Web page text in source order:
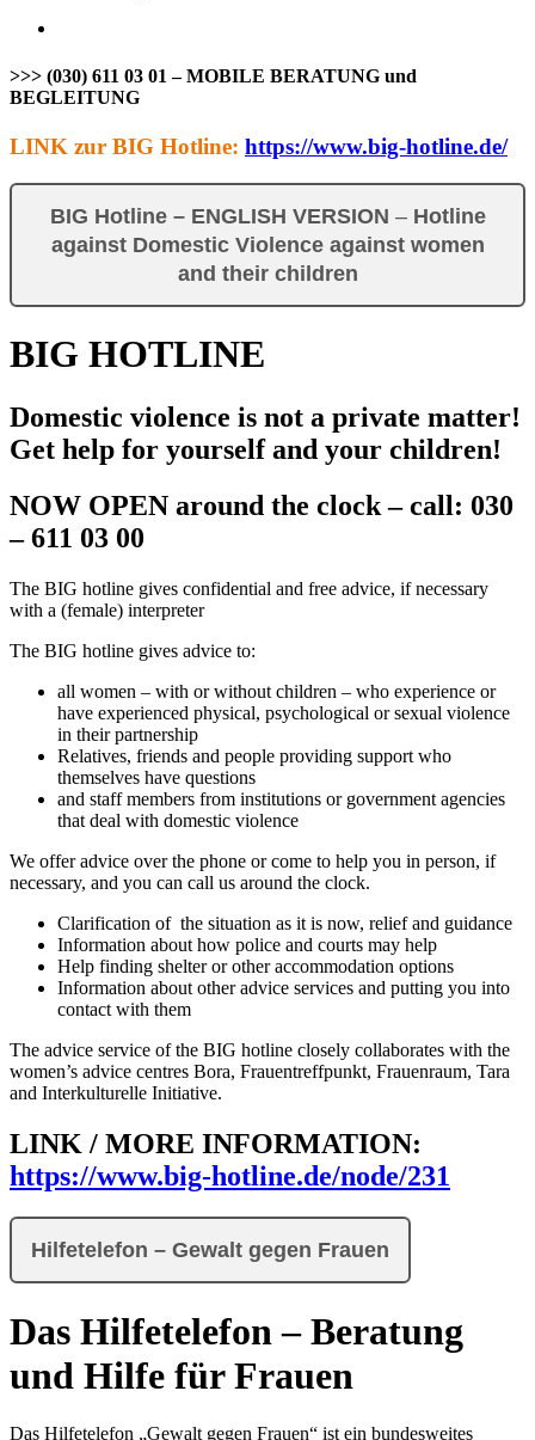
>>> (030) 611 03 01 – MOBILE BERATUNG und
BEGLEITUNG
LINK zur BIG Hotline: https://www.big-hotline.de/
BIG Hotline – ENGLISH VERSION – Hotline
against Domestic Violence against women
and their children
BIG HOTLINE
Domestic violence is not a private matter!
Get help for yourself and your children!
NOW OPEN around the clock – call: 030
– 611 03 00
The BIG hotline gives confidential and free advice, if necessary
with a (female) interpreter
The BIG hotline gives advice to:
all women – with or without children – who experience or
have experienced physical, psychological or sexual violence
in their partnership
Relatives, friends and people providing support who
themselves have questions
and staff members from institutions or government agencies
that deal with domestic violence
We offer advice over the phone or come to help you in person, if
necessary, and you can call us around the clock.
Clarification of the situation as it is now, relief and guidance
Information about how police and courts may help
Help finding shelter or other accommodation options
Information about other advice services and putting you into
contact with them
The advice service of the BIG hotline closely collaborates with the
women’s advice centres Bora, Frauentreffpunkt, Frauenraum, Tara
and Interkulturelle Initiative.
LINK / MORE INFORMATION:
https://www.big-hotline.de/node/231
Hilfetelefon – Gewalt gegen Frauen
Das Hilfetelefon – Beratung
und Hilfe für Frauen
Das Hilfetelefon „Gewalt gegen Frauen“ ist ein bundesweites